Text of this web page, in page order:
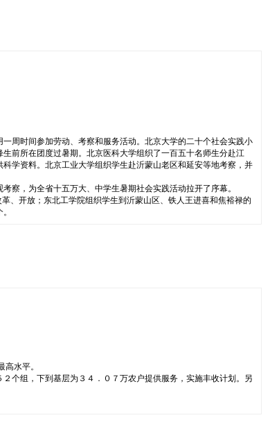
周时间参加劳动、考察和服务活动。北京大学的二十个社会实践小
前所在团度过暑期。北京医科大学组织了一百五十名师生分赴江
学资料。北京工业大学组织学生赴沂蒙山老区和延安等地考察，并
，为全省十五万大、中学生暑期社会实践活动拉开了序幕。
、开放；东北工学院组织学生到沂蒙山区、铁人王进喜和焦裕禄的
水平。
个组，下到基层为３４．０７万农户提供服务，实施丰收计划。另